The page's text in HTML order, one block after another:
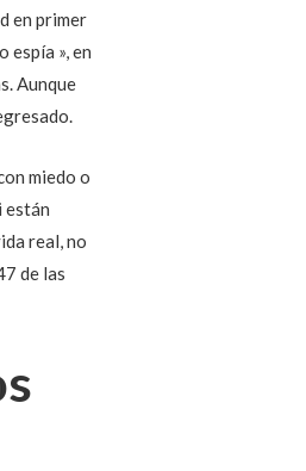
en primer
espía », en
Aunque
miedo o
están
real, no
de las